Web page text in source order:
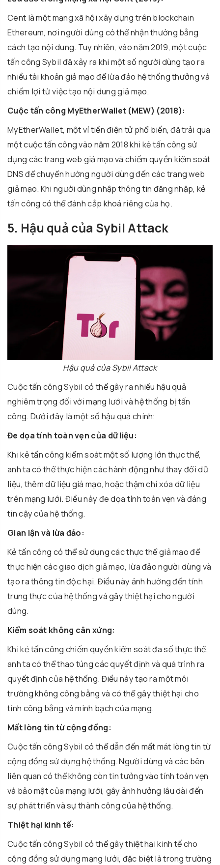
Cent là một mạng xã hội xây dựng trên blockchain
Ethereum, nơi người dùng có thể nhận thưởng bằng
cách tạo nội dung. Tuy nhiên, vào năm 2019, một cuộc
tấn công Sybil đã xảy ra khi một số người dùng tạo ra
nhiều tài khoản giả mạo để lừa đảo hệ thống thưởng và
chiếm lợi từ việc tạo nội dung giả mạo.
Cuộc tấn công MyEtherWallet (MEW) (2018):
MyEtherWallet, một ví tiền điện tử phổ biến, đã trải qua
một cuộc tấn công vào năm 2018 khi kẻ tấn công sử
dụng các trang web giả mạo và chiếm quyền kiểm soát
DNS để chuyển hướng người dùng đến các trang web
giả mạo. Khi người dùng nhập thông tin đăng nhập, kẻ
tấn công có thể đánh cắp khoá riêng của họ.
5. Hậu quả của Sybil Attack
Hậu quả của Sybil Attack
Cuộc tấn công Sybil có thể gây ra nhiều hậu quả
nghiêm trọng đối với mạng lưới và hệ thống bị tấn
công. Dưới đây là một số hậu quả chính:
Đe dọa tính toàn vẹn của dữ liệu:
Khi kẻ tấn công kiểm soát một số lượng lớn thực thể,
anh ta có thể thực hiện các hành động như thay đổi dữ
liệu, thêm dữ liệu giả mạo, hoặc thậm chí xóa dữ liệu
trên mạng lưới. Điều này đe dọa tính toàn vẹn và đáng
tin cậy của hệ thống.
Gian lận và lừa đảo:
Kẻ tấn công có thể sử dụng các thực thể giả mạo để
thực hiện các giao dịch giả mạo, lừa đảo người dùng và
tạo ra thông tin độc hại. Điều này ảnh hưởng đến tính
trung thực của hệ thống và gây thiệt hại cho người
dùng.
Kiểm soát không cân xứng:
Khi kẻ tấn công chiếm quyền kiểm soát đa số thực thể,
anh ta có thể thao túng các quyết định và quá trình ra
quyết định của hệ thống. Điều này tạo ra một môi
trường không công bằng và có thể gây thiệt hại cho
tính công bằng và minh bạch của mạng.
Mất lòng tin từ cộng đồng:
Cuộc tấn công Sybil có thể dẫn đến mất mát lòng tin từ
cộng đồng sử dụng hệ thống. Người dùng và các bên
liên quan có thể không còn tin tưởng vào tính toàn vẹn
và bảo mật của mạng lưới, gây ảnh hưởng lâu dài đến
sự phát triển và sự thành công của hệ thống.
Thiệt hại kinh tế:
Cuộc tấn công Sybil có thể gây thiệt hại kinh tế cho
cộng đồng sử dụng mạng lưới, đặc biệt là trong trường